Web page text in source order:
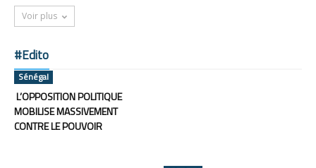
Voir plus
#Edito
Sénégal
L’OPPOSITION POLITIQUE
MOBILISE MASSIVEMENT
CONTRE LE POUVOIR